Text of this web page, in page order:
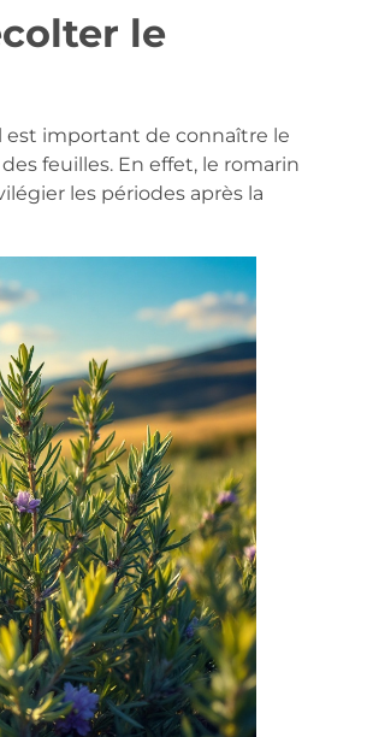
le
est important de connaître le
feuilles. En effet, le romarin
les périodes après la